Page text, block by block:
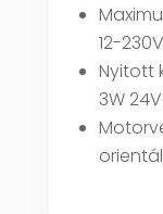
12-
Nyitott
3W